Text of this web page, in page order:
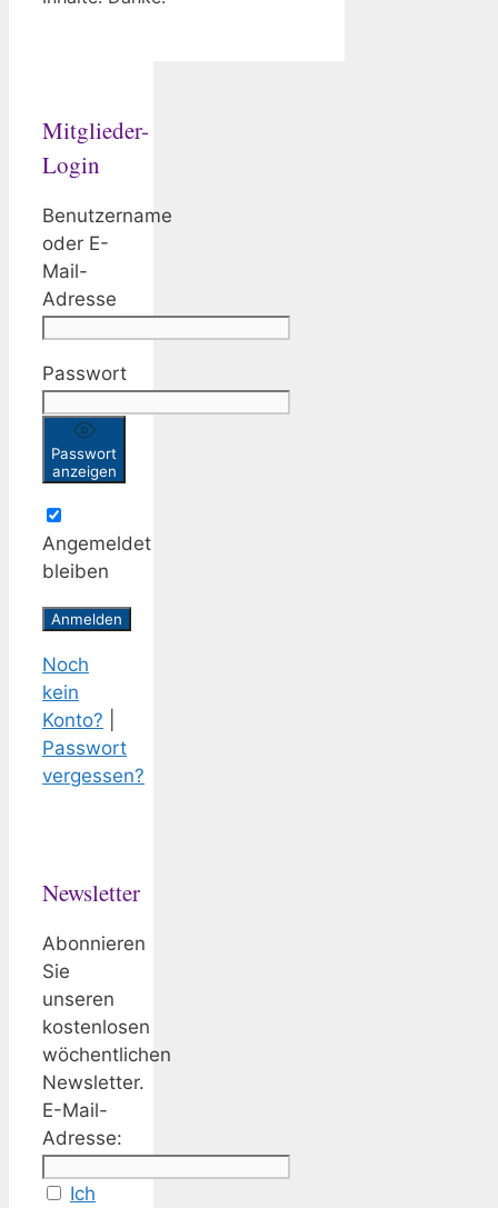
Mitglieder-
Login
Benutzername
oder E-
Mail-
Adresse
Passwort
Passwort
anzeigen
Angemeldet
bleiben
Noch
kein
Konto?
Passwort
vergessen?
Newsletter
Abonnieren
Sie
unseren
kostenlosen
wöchentlichen
Newsletter.
E-Mail-
Adresse:
Ich